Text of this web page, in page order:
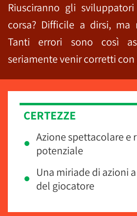
Riusciranno gli
corsa? Difficile a dirsi, ma
Tanti errori sono così
seriamente venir corretti con
CERTEZZE
Azione spettacolare e
potenziale
Una miriade di azioni
del giocatore